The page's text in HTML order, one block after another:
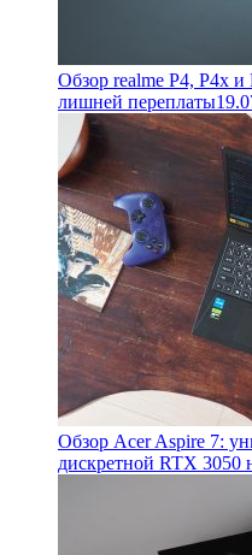
Обзор realme P4, P4x и
лишней переплаты
Обзор Acer Aspire 7:
дискретной RTX 3050